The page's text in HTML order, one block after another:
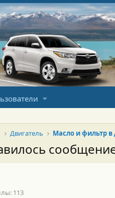
Двигатель Масло и фильтр в
113